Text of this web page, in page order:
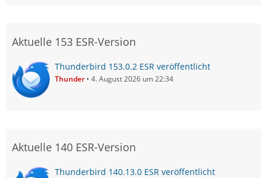
Aktuelle 153 ESR-Version
Thunderbird 153.0.2 ESR veröffentlicht
Thunder 4. August 2026 um 22:34
Aktuelle 140 ESR-Version
Thunderbird 140.13.0 ESR veröffentlicht